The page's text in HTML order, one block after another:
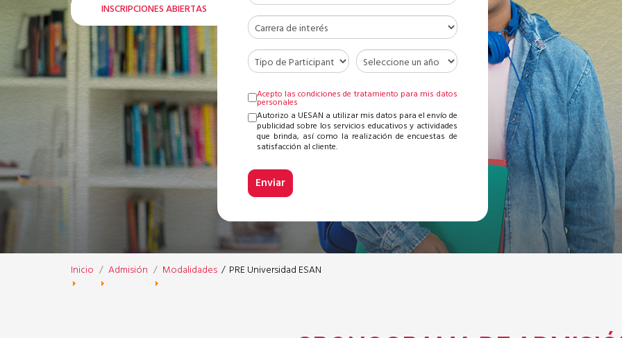
INSCRIPCIONES ABIERTAS
Acepto las condiciones de tratamiento para mis datos
personales
Autorizo a UESAN a utilizar mis datos para el envío de
publicidad sobre los servicios educativos y actividades
que brinda, así como la realización de encuestas de
satisfacción al cliente.
Inicio Admisión Modalidades / PRE Universidad ESAN